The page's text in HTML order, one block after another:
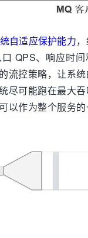
自适应保护能力
QPS、响应时
流控策略，让系
尽可能跑在最大
以作为整个服务